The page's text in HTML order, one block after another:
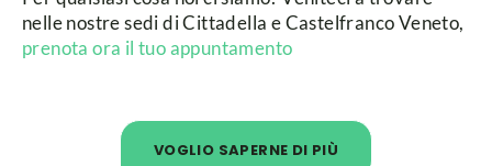
nelle nostre sedi di Cittadella e Castelfranco Veneto,
prenota ora il tuo appuntamento
VOGLIO SAPERNE DI PIÙ